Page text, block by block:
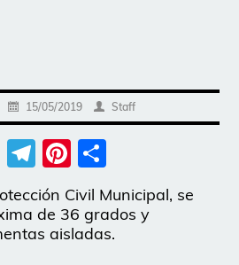
15/05/2019 Staff
Messenger
Telegram
Pinterest
Civil Municipal, se
de 36 grados y
aisladas.